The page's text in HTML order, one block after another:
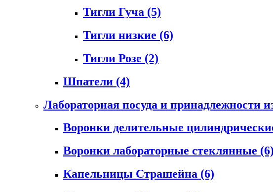
Тигли Гуча (5)
Тигли низкие (6)
Тигли Розе (2)
Шпатели (4)
Лабораторная посуда и принадлежности
Воронки делительные
Воронки лабораторные стеклянные (6)
Капельницы Страшейна (6)